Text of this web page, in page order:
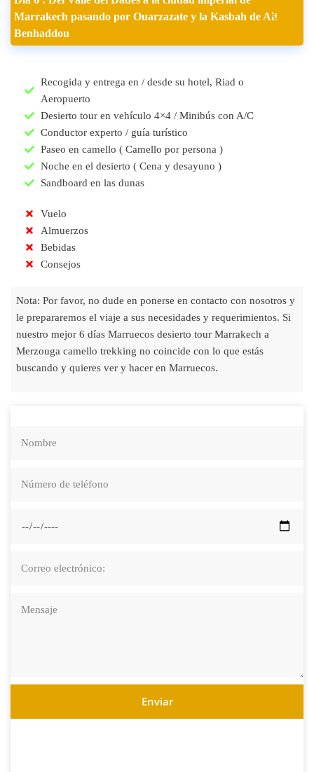
Marrakech pasando por Ouarzazate y la Kasbah de Ait
Benhaddou
Recogida y entrega en / desde su hotel, Riad o
Aeropuerto
Desierto tour en vehículo 4×4 / Minibús con A/C
Conductor experto / guía turístico
Paseo en camello ( Camello por persona )
Noche en el desierto ( Cena y desayuno )
Sandboard en las dunas
Vuelo
Almuerzos
Bebidas
Consejos
Nota: Por favor, no dude en ponerse en contacto con nosotros y
le prepararemos el viaje a sus necesidades y requerimientos. Si
nuestro mejor 6 días Marruecos desierto tour Marrakech a
Merzouga camello trekking no coincide con lo que estás
buscando y quieres ver y hacer en Marruecos.
Enviar